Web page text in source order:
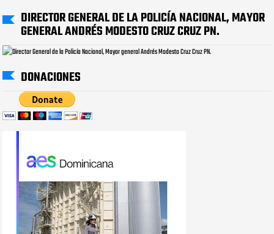
DIRECTOR GENERAL DE LA POLICÍA NACIONAL, MAYOR
GENERAL ANDRÉS MODESTO CRUZ CRUZ PN.
DONACIONES